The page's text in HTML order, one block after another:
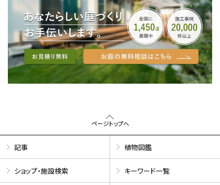
ページトップへ
記事 植物図鑑
ショップ・施設検索 キーワード一覧